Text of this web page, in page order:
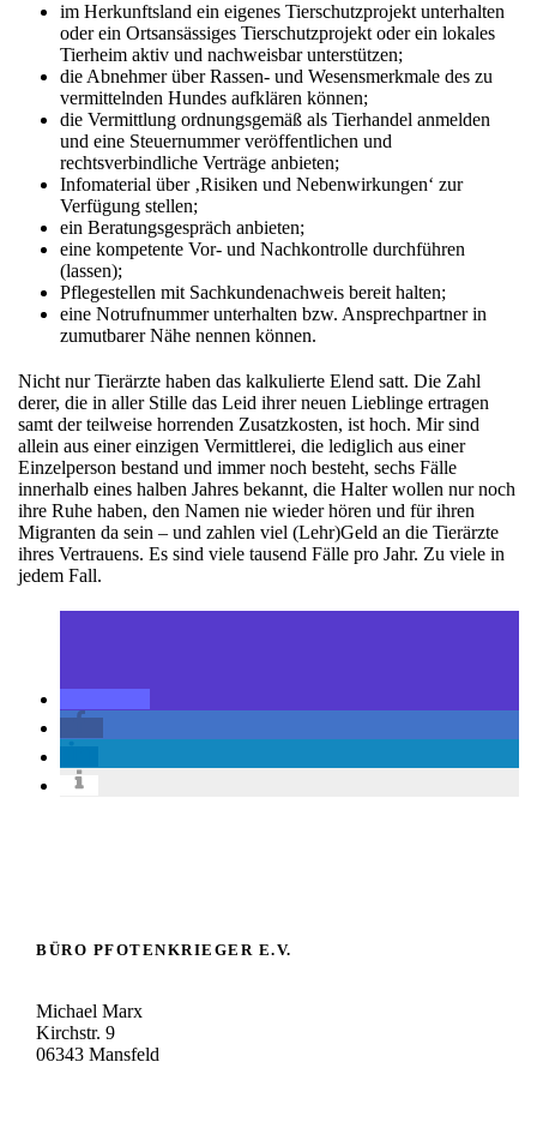
im Herkunftsland ein eigenes Tierschutzprojekt unterhalten
oder ein Ortsansässiges Tierschutzprojekt oder ein lokales
Tierheim aktiv und nachweisbar unterstützen;
die Abnehmer über Rassen- und Wesensmerkmale des zu
vermittelnden Hundes aufklären können;
die Vermittlung ordnungsgemäß als Tierhandel anmelden
und eine Steuernummer veröffentlichen und
rechtsverbindliche Verträge anbieten;
Infomaterial über ‚Risiken und Nebenwirkungen‘ zur
Verfügung stellen;
ein Beratungsgespräch anbieten;
eine kompetente Vor- und Nachkontrolle durchführen
(lassen);
Pflegestellen mit Sachkundenachweis bereit halten;
eine Notrufnummer unterhalten bzw. Ansprechpartner in
zumutbarer Nähe nennen können.
Nicht nur Tierärzte haben das kalkulierte Elend satt. Die Zahl
derer, die in aller Stille das Leid ihrer neuen Lieblinge ertragen
samt der teilweise horrenden Zusatzkosten, ist hoch. Mir sind
allein aus einer einzigen Vermittlerei, die lediglich aus einer
Einzelperson bestand und immer noch besteht, sechs Fälle
innerhalb eines halben Jahres bekannt, die Halter wollen nur noch
ihre Ruhe haben, den Namen nie wieder hören und für ihren
Migranten da sein – und zahlen viel (Lehr)Geld an die Tierärzte
ihres Vertrauens. Es sind viele tausend Fälle pro Jahr. Zu viele in
jedem Fall.
BÜRO PFOTENKRIEGER E.V.
Michael Marx
Kirchstr. 9
06343 Mansfeld